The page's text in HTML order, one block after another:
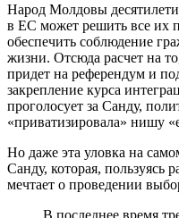
Народ Молдовы
в ЕС может решить все их
обеспечить соблюдение
жизни. Отсюда расчет на
придет на референдум и
закрепление курса
проголосует за Санду,
«приватизировала» нишу
Но даже эта уловка на
Санду, которая, пользуясь
мечтает о проведении
В последнее время